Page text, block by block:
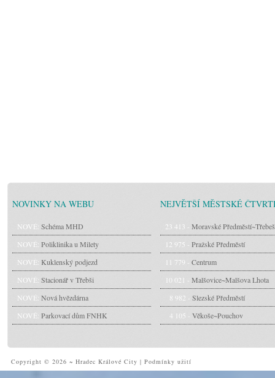
NOVINKY NA WEBU
NOVÉ: Schéma MHD
NOVÉ: Poliklinika u Milety
NOVÉ: Kuklenský podjezd
NOVÉ: Stacionář v Třebši
NOVÉ: Nová hvězdárna
NOVÉ: Parkovací dům FNHK
NEJVĚTŠÍ MĚSTSKÉ
23 413 - Moravské Předměstí~Třebeš
12 975 - Pražské Předměstí
11 779 - Centrum
10 021 - Malšovice~Malšova Lhota
8 982 - Slezské Předměstí
4 105 - Věkoše~Pouchov
Copyright © 2026 ~ Hradec Králové City | Podmínky užití